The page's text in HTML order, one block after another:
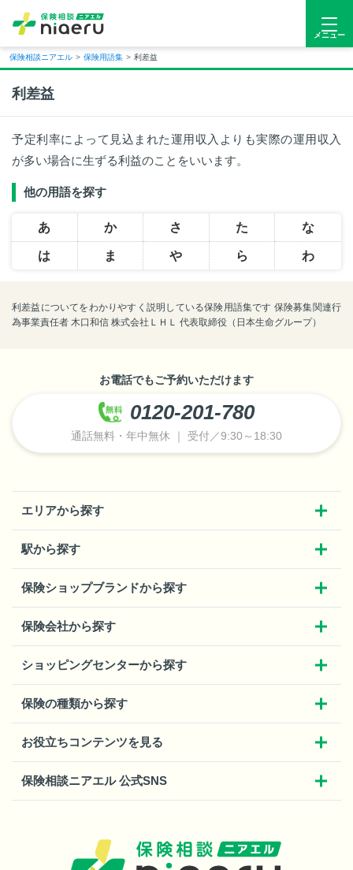
メニュー
保険相談ニアエル > 保険用語集 > 利差益
利差益
予定利率によって見込まれた運用収入よりも実際の運用収入
が多い場合に生ずる利益のことをいいます。
他の用語を探す
あ か さ た な
は ま や ら わ
利差益についてをわかりやすく説明している保険用語集です 保険募集関連行
為事業責任者 木口和信 株式会社ＬＨＬ 代表取締役（日本生命グループ）
お電話でもご予約いただけます
0120-201-780
通話無料・年中無休 ｜ 受付／9:30～18:30
エリアから探す
駅から探す
保険ショップブランドから探す
保険会社から探す
ショッピングセンターから探す
保険の種類から探す
お役立ちコンテンツを見る
保険相談ニアエル 公式SNS